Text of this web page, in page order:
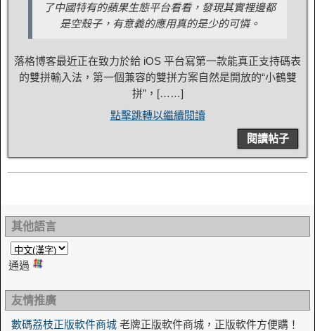
了中國特有的蘋果生態平台看看，發現其實裡邊都
是空殼子，有意義的應用真的是少的可憐。
落格博客最近正在致力於給 iOS 平台寫第一款能真正支持碼表
的雙拼輸入法，第一個兼容的雙拼方案自然是開放的“小鶴雙
拼”，[……]
點擊跳轉以繼續閱讀
閱讀帖子
其他語言
通過
友情推廣
數碼荔枝正版軟件商城 老牌正版軟件商城，正版軟件方便購！